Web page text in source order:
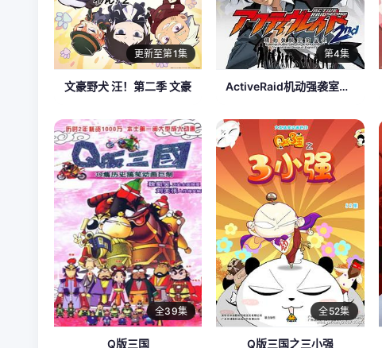
更新至第1集
文豪野犬 汪！第二季 文豪
第4集
ActiveRaid机动强袭室第八组第二季
全39集
Q版三国
全52集
Q版三国之三小强